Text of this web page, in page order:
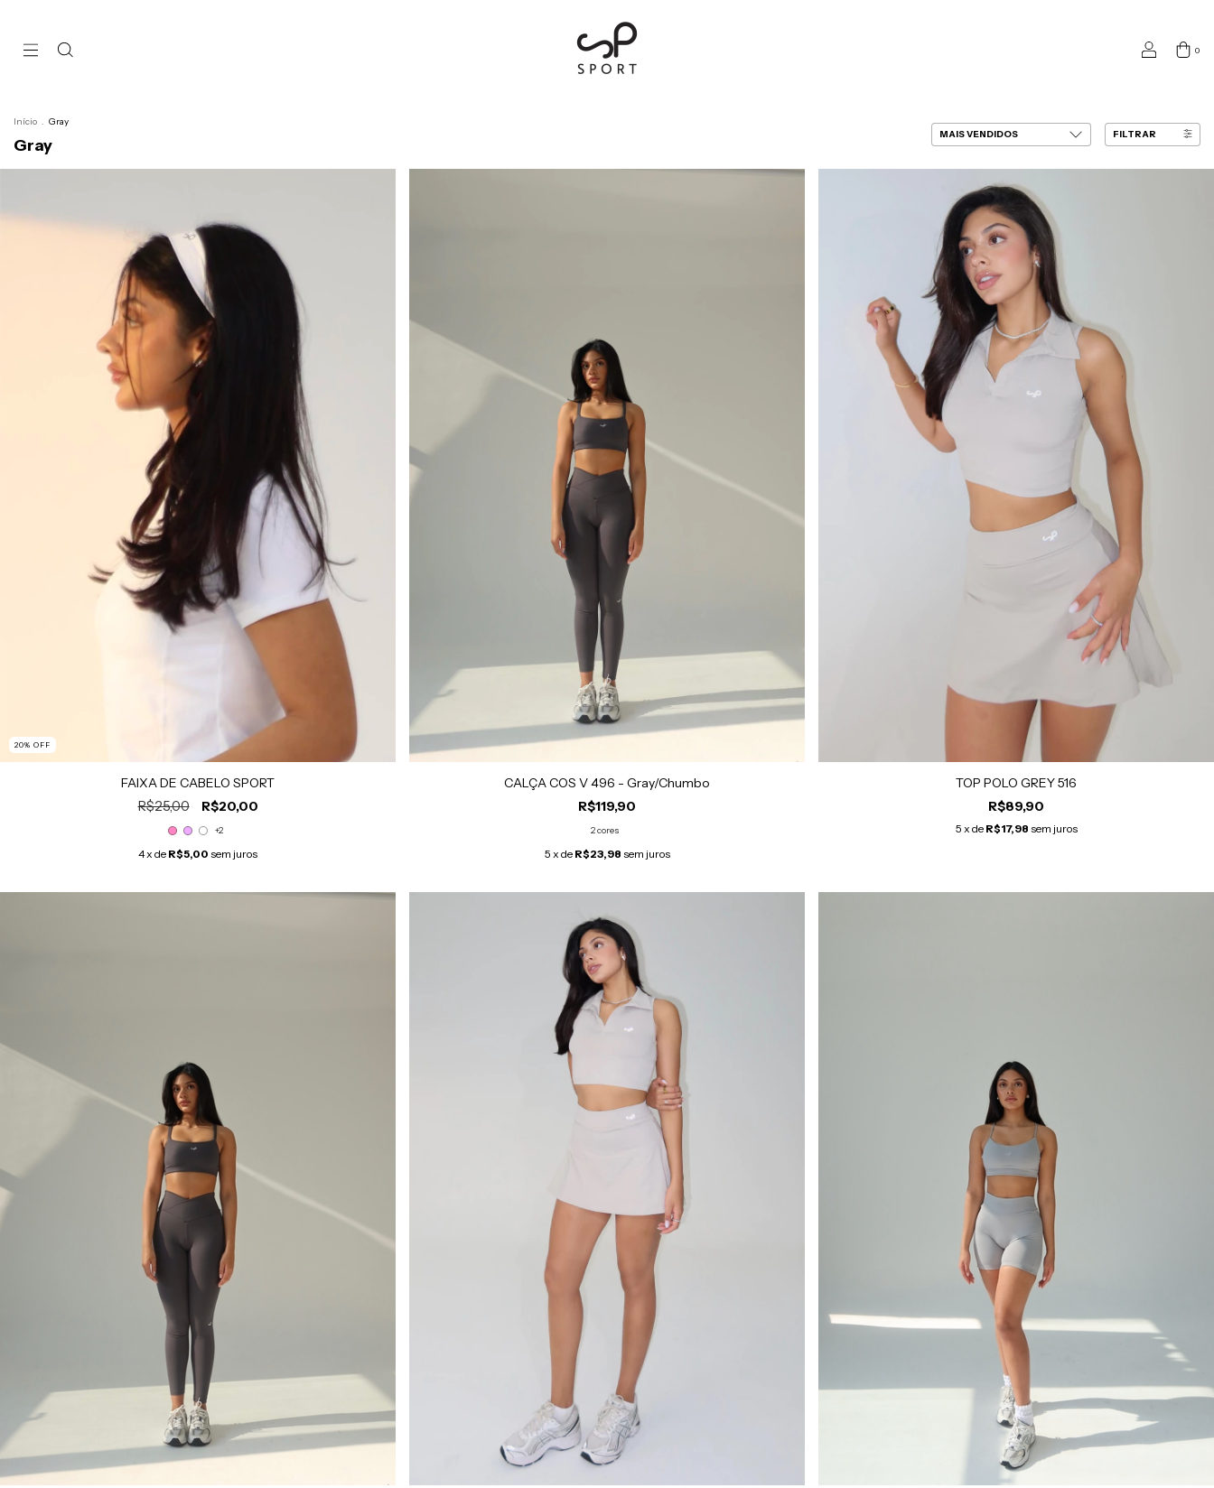
0
Início . Gray
Gray
FILTRAR
20% OFF
FAIXA DE CABELO SPORT
R$25,00 R$20,00
+2
4 x de R$5,00 sem juros
CALÇA COS V 496 - Gray/Chumbo
R$119,90
2 cores
5 x de R$23,98 sem juros
TOP POLO GREY 516
R$89,90
5 x de R$17,98 sem juros